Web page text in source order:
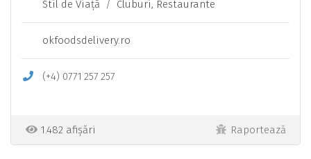
Stil de Viaţă / Cluburi, Restaurante
okfoodsdelivery.ro
(+4) 0771 257 257
1.482 afișări Raportează